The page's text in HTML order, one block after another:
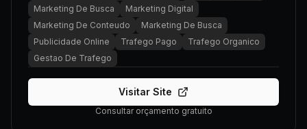
Marketing De Busca
Marketing Digital
Marketing De Conteudo
Marketing De Busca
Publicidade Online
Trafego Pago
Trafego Organico
Gestao De Trafego
Visitar Site
Consultar orçamento gratuito